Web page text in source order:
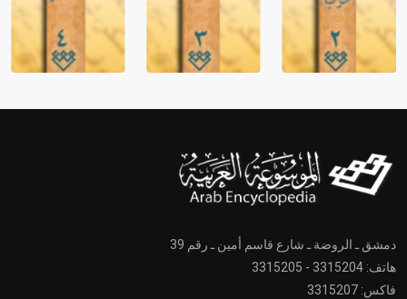
دمشق ـ الروضة ـ شارع قاسم أمين ـ رقم 39
هاتف: 3315204 - 3315205
فاكس: 3315207